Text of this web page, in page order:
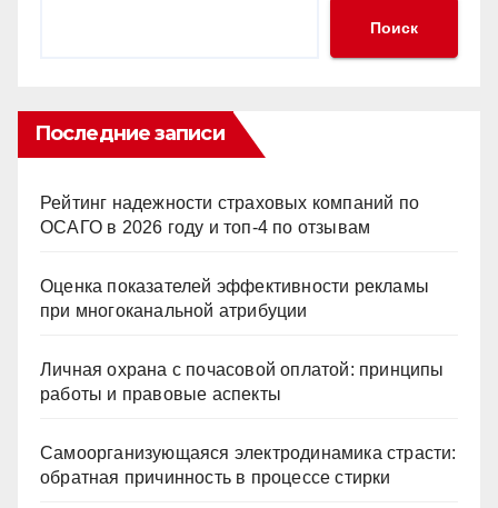
Поиск
Последние записи
Рейтинг надежности страховых компаний по
ОСАГО в 2026 году и топ-4 по отзывам
Оценка показателей эффективности рекламы
при многоканальной атрибуции
Личная охрана с почасовой оплатой: принципы
работы и правовые аспекты
Самоорганизующаяся электродинамика страсти:
обратная причинность в процессе стирки